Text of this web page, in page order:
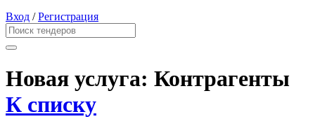
Вход /Регистрация
Новая услуга: Контрагенты
К списку